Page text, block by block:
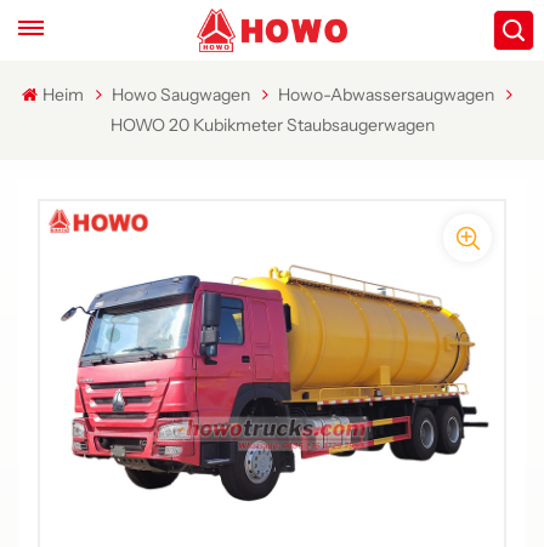
Heim Howo Saugwagen
Howo-Abwassersaugwagen
HOWO 20 Kubikmeter Staubsaugerwagen